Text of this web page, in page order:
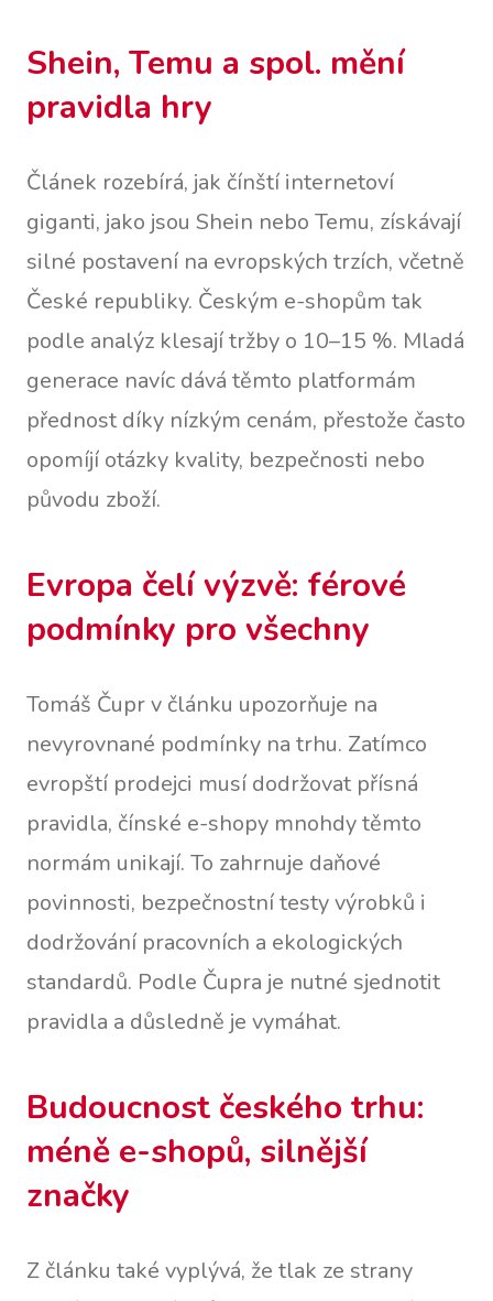
Shein, Temu a spol. mění
pravidla hry
Článek rozebírá, jak čínští internetoví
giganti, jako jsou Shein nebo Temu, získávají
silné postavení na evropských trzích, včetně
České republiky. Českým e-shopům tak
podle analýz klesají tržby o 10–15 %. Mladá
generace navíc dává těmto platformám
přednost díky nízkým cenám, přestože často
opomíjí otázky kvality, bezpečnosti nebo
původu zboží.
Evropa čelí výzvě: férové
podmínky pro všechny
Tomáš Čupr v článku upozorňuje na
nevyrovnané podmínky na trhu. Zatímco
evropští prodejci musí dodržovat přísná
pravidla, čínské e-shopy mnohdy těmto
normám unikají. To zahrnuje daňové
povinnosti, bezpečnostní testy výrobků i
dodržování pracovních a ekologických
standardů. Podle Čupra je nutné sjednotit
pravidla a důsledně je vymáhat.
Budoucnost českého trhu:
méně e-shopů, silnější
značky
Z článku také vyplývá, že tlak ze strany